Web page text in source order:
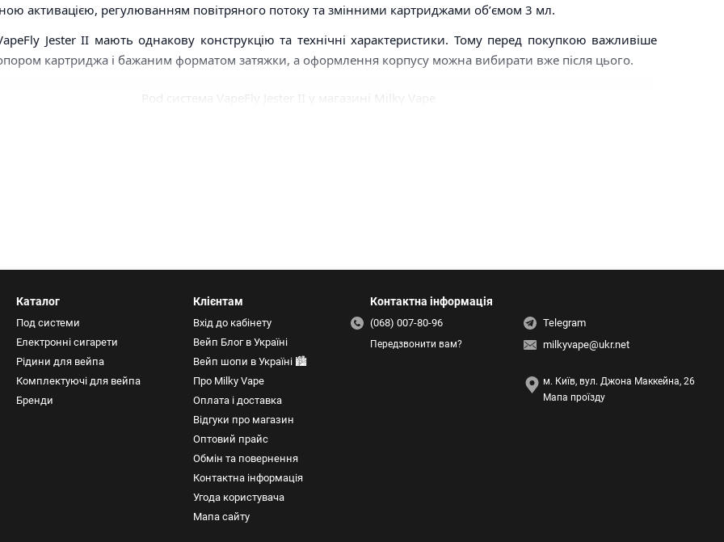
активацією, регулюванням повітряного потоку та змінними картриджами обʼємом 3 мл.
Jester II мають однакову конструкцію та технічні характеристики. Тому перед покупкою важливіше
картриджа і бажаним форматом затяжки, а оформлення корпусу можна вибирати вже після цього.
акумулятор 1000 мАг, картридж 3 мл, автозатяжку та механічне регулювання повітря.
VapeFly Jester II
до компактних багаторазових пристроїв без дисплея та складного меню. Потужність підбирається
до встановленого картриджа, а користувач регулює характер затяжки за допомогою бокового
щоденному формату використання та
запас заряду мініатюрних pod-систем.
Картридж 3 мл
Каталог
Под системи
Електронні сигарети
Рідини для вейпа
Комплектуючі для вейпа
Бренди
Клієнтам
Вхід до кабінету
Вейп Блог в Україні
Вейп шопи в Україні 🏙️
Про Milky Vape
Оплата і доставка
Відгуки про магазин
Оптовий прайс
Обмін та повернення
Контактна інформація
Угода користувача
Мапа сайту
Контактна інформація
(068) 007-80-96
Передзвонити вам?
Telegram
milkyvape@ukr.net
м. Київ, вул. Джона Маккейна, 26
Мапа проїзду